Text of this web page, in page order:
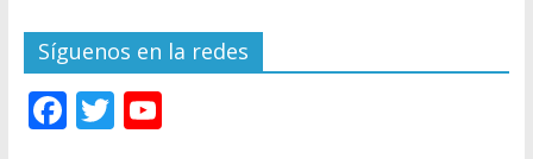
Síguenos en la redes
F T Y